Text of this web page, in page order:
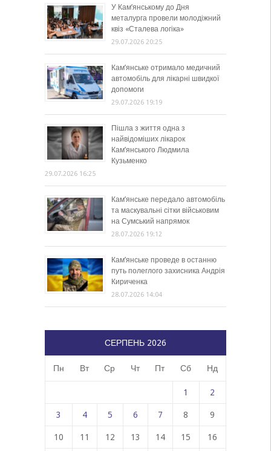
У Кам’янському до Дня
металурга провели молодіжний
квіз «Сталева логіка»
29.07.2026 20:25
Кам’янське отримало медичний
автомобіль для лікарні швидкої
допомоги
29.07.2026 19:19
Пішла з життя одна з
найвідоміших лікарок
Кам’янського Людмила
Кузьменко
29.07.2026 16:25
Кам’янське передало автомобіль
та маскувальні сітки військовим
на Сумський напрямок
28.07.2026 19:12
Кам’янське проведе в останню
путь полеглого захисника Андрія
Кириченка
28.07.2026 14:04
СЕРПЕНЬ 2026
Пн Вт Ср Чт Пт Сб Нд
1 2
3 4 5 6 7 8 9
10 11 12 13 14 15 16